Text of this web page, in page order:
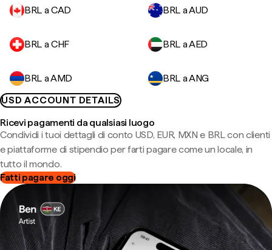
BRL a CAD BRL a AUD
BRL a CHF BRL a AED
BRL a AMD
BRL a ANG
USD ACCOUNT DETAILS
Ricevi pagamenti da qualsiasi luogo
Condividi i tuoi dettagli di conto USD, EUR, MXN e BRL con clienti
e piattaforme di stipendio per farti pagare come un locale, in
tutto il mondo.
Fatti pagare oggi